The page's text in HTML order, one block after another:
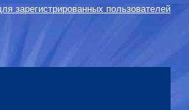
зарегистрированных пользователей